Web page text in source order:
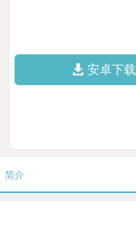
安卓下载
简介